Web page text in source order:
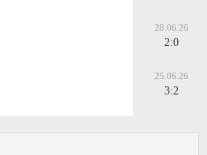
28.06.26
2:0
25.06.26
3:2